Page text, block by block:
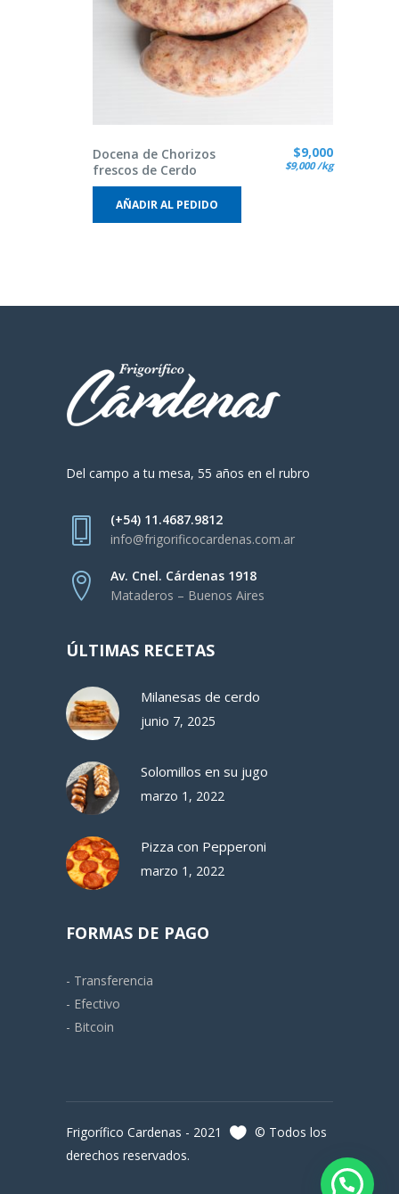
Docena de Chorizos
frescos de Cerdo
$9,000
$9,000 /kg
AÑADIR AL PEDIDO
Del campo a tu mesa, 55 años en el rubro
(+54) 11.4687.9812
info@frigorificocardenas.com.ar
Av. Cnel. Cárdenas 1918
Mataderos – Buenos Aires
ÚLTIMAS RECETAS
Milanesas de cerdo
junio 7, 2025
Solomillos en su jugo
marzo 1, 2022
Pizza con Pepperoni
marzo 1, 2022
FORMAS DE PAGO
- Transferencia
- Efectivo
- Bitcoin
Frigorífico Cardenas - 2021
© Todos los
derechos reservados.